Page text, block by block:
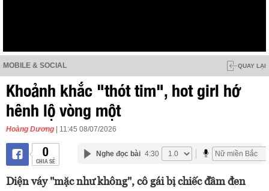
MOBILE & SOCIAL QUAY LẠI
Khoảnh khắc "thót tim", hot girl hớ
hênh lộ vòng một
Hoàng Dương | 11:45 08/07/2026
0
CHIA SẺ
Nghe đọc bài 4:30
Diện váy "mặc như không", cô gái bị chiếc đầm đen